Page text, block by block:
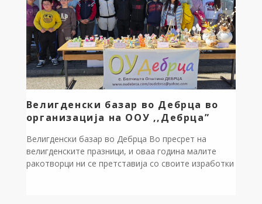
за доделување стипендии на одлични ученици од
општина […]
Велигденски базар во Дебрца во
организација на ООУ ,,Дебрца”
Велигденски базар во Дебрца Во пресрет на
велигденските празници, и оваа година малите
ракотворци ни се претставија со своите изработки